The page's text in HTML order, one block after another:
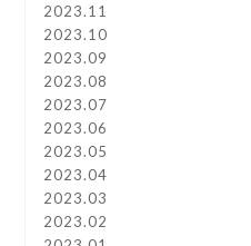
2023.11
2023.10
2023.09
2023.08
2023.07
2023.06
2023.05
2023.04
2023.03
2023.02